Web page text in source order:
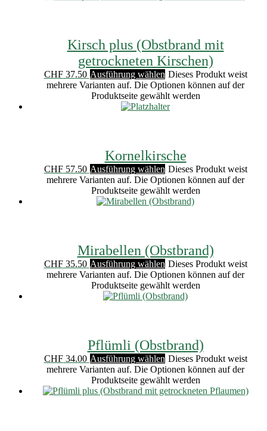
Kirsch plus (Obstbrand mit
getrockneten Kirschen)
CHF37.50 Ausführung wählen Dieses Produkt weist
mehrere Varianten auf. Die Optionen können auf der
Produktseite gewählt werden
Kornelkirsche
CHF57.50 Ausführung wählen Dieses Produkt weist
mehrere Varianten auf. Die Optionen können auf der
Produktseite gewählt werden
Mirabellen (Obstbrand)
CHF35.50 Ausführung wählen Dieses Produkt weist
mehrere Varianten auf. Die Optionen können auf der
Produktseite gewählt werden
Pflümli (Obstbrand)
CHF34.00 Ausführung wählen Dieses Produkt weist
mehrere Varianten auf. Die Optionen können auf der
Produktseite gewählt werden